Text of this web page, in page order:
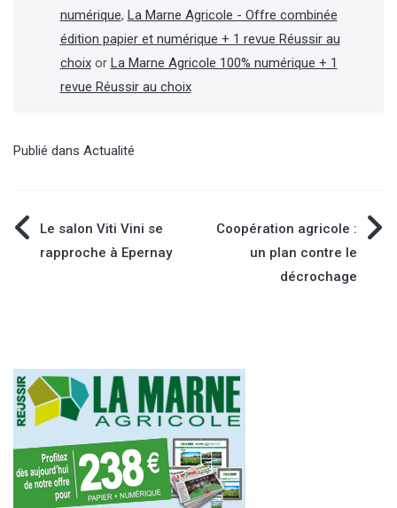
numérique, La Marne Agricole - Offre combinée
édition papier et numérique + 1 revue Réussir au
choixor La Marne Agricole 100% numérique + 1
revue Réussir au choix
Publié dans Actualité
Navigation
Le salon Viti Vini se
rapproche à Epernay
Coopération agricole :
un plan contre le
décrochage